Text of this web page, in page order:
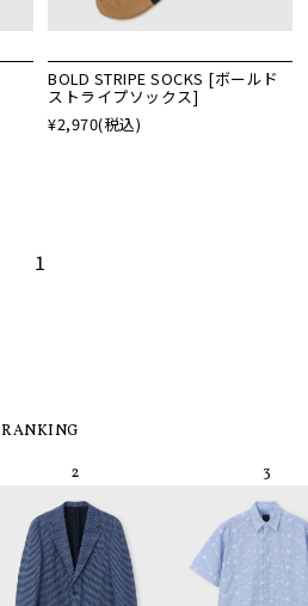
BOLD STRIPE SOCKS [ボールド
ストライプソックス]
¥2,970(税込)
1
RANKING